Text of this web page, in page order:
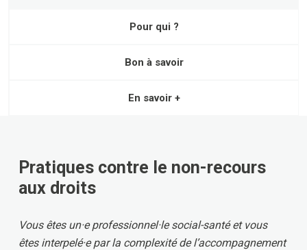
Pour qui ?
Bon à savoir
En savoir +
Pratiques contre le non-recours
aux droits
Vous êtes un·e professionnel·le social-santé et vous
êtes interpelé·e par la complexité de l’accompagnement